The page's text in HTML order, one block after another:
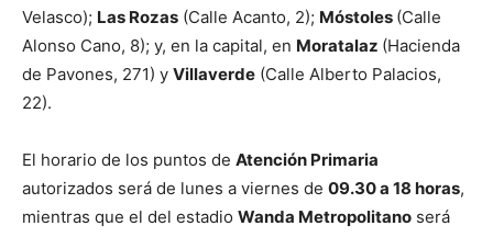
Velasco); Las Rozas (Calle Acanto, 2); Móstoles (Calle
Alonso Cano, 8); y, en la capital, en Moratalaz (Hacienda
de Pavones, 271) y Villaverde (Calle Alberto Palacios,
22).
El horario de los puntos de Atención Primaria
autorizados será de lunes a viernes de 09.30 a 18 horas,
mientras que el del estadio Wanda Metropolitano será